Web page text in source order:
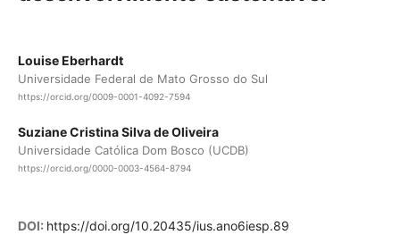
Louise Eberhardt
Universidade Federal de Mato Grosso do Sul
https://orcid.org/0009-0001-4092-7594
Suziane Cristina Silva de Oliveira
Universidade Católica Dom Bosco (UCDB)
https://orcid.org/0000-0003-4564-8794
DOI: https://doi.org/10.20435/ius.ano6iesp.89